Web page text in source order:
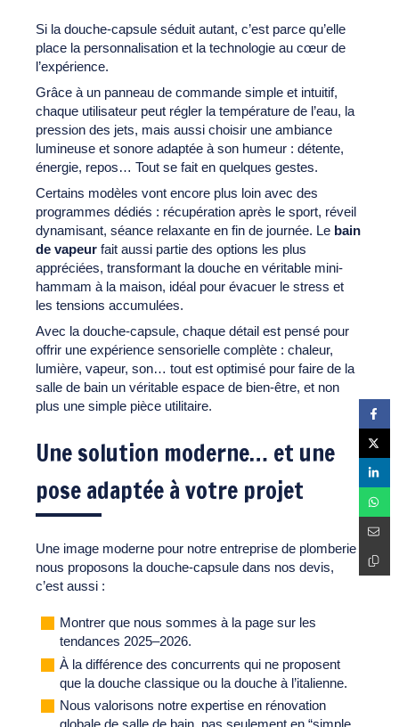
Si la douche-capsule séduit autant, c’est parce qu’elle
place la personnalisation et la technologie au cœur de
l’expérience.
Grâce à un panneau de commande simple et intuitif,
chaque utilisateur peut régler la température de l’eau, la
pression des jets, mais aussi choisir une ambiance
lumineuse et sonore adaptée à son humeur : détente,
énergie, repos… Tout se fait en quelques gestes.
Certains modèles vont encore plus loin avec des
programmes dédiés : récupération après le sport, réveil
dynamisant, séance relaxante en fin de journée. Le bain
de vapeur fait aussi partie des options les plus
appréciées, transformant la douche en véritable mini-
hammam à la maison, idéal pour évacuer le stress et
les tensions accumulées.
Avec la douche-capsule, chaque détail est pensé pour
offrir une expérience sensorielle complète : chaleur,
lumière, vapeur, son… tout est optimisé pour faire de la
salle de bain un véritable espace de bien-être, et non
plus une simple pièce utilitaire.
Une solution moderne… et une
pose adaptée à votre projet
Une image moderne pour notre entreprise de plomberie :
nous proposons la douche-capsule dans nos devis,
c’est aussi :
Montrer que nous sommes à la page sur les
tendances 2025–2026.
À la différence des concurrents qui ne proposent
que la douche classique ou la douche à l’italienne.
Nous valorisons notre expertise en rénovation